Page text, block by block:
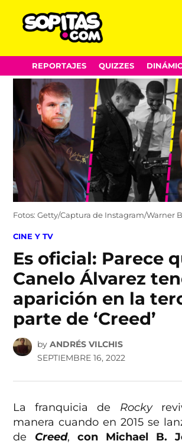
Skip
to
content
REPORTAJES QUIZZES
Fotos: Getty/Captura de Instagram/Warner
POSTED
CINE Y TV
Es oficial: Parece
Canelo Álvarez
aparición en la
parte de ‘Creed’
by ANDRÉS VILCHIS
SEPTIEMBRE 16, 2022
La franquicia de Rocky
manera cuando en 2015 se
de Creed, con Michael B.